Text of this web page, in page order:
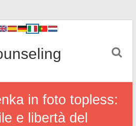
in foto topless:
e libertà del